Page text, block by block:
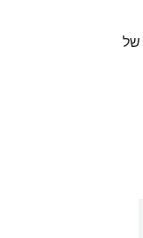
כדי להשתמש ב-Gemma, צריך לספק את שם המשתמש שלכם ב-Kaggle ומפתח API של